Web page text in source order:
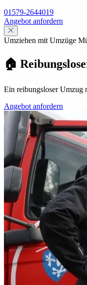
01579-2644019
Angebot anfordern
Umziehen mit Umzüge
🏠
Ein reibungsloser Umzug
Angebot anfordern